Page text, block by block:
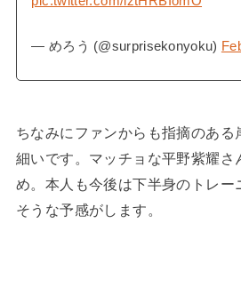
— めろう (@surprisekonyoku)
ちなみにファンからも指摘のあ
細いです。マッチョな平野紫耀さ
め。本人も今後は下半身のトレー
そうな予感がします。